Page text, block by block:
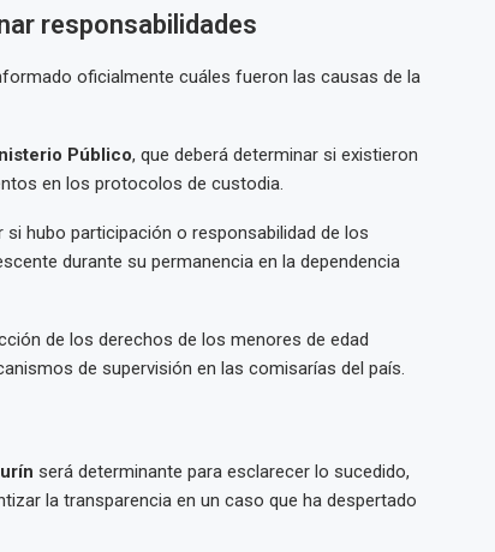
responsabilidades
oficialmente cuáles fueron las causas de la
Público, que deberá determinar si existieron
en los protocolos de custodia.
hubo participación o responsabilidad de los
durante su permanencia en la dependencia
de los derechos de los menores de edad
de supervisión en las comisarías del país.
será determinante para esclarecer lo sucedido,
la transparencia en un caso que ha despertado